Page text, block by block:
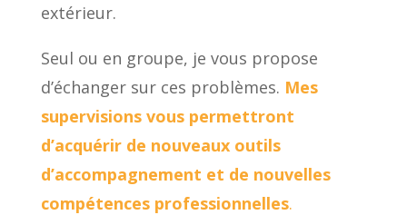
extérieur.
Seul ou en groupe, je vous propose
d’échanger sur ces problèmes. Mes
supervisions vous permettront
d’acquérir de nouveaux outils
d’accompagnement et de nouvelles
compétences professionnelles.